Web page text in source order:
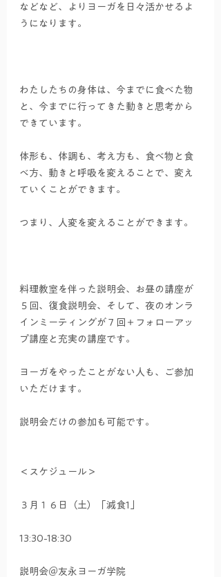
などなど、よりヨーガを日々活かせるよ
うになります。
わたしたちの身体は、今までに食べた物
と、今までに行ってきた動きと思考から
できています。
体形も、体調も、考え方も、食べ物と食
べ方、動きと呼吸を変えることで、変え
ていくことができます。
つまり、人変を変えることができます。
料理教室を伴った説明会、お昼の講座が
５回、復食説明会、そして、夜のオンラ
インミーティングが７回＋フォローアッ
プ講座と充実の講座です。
ヨーガをやったことがない人も、ご参加
いただけます。
説明会だけの参加も可能です。
＜スケジュール＞
３月１６日（土）「減食1」
13:30-18:30
説明会＠友永ヨーガ学院